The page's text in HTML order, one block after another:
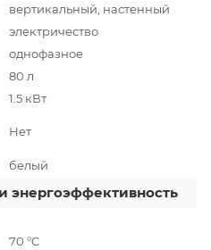
вертикальный, настенный
электричество
однофазное
80 л
1.5 кВт
Нет
белый
энергоэффективность
70 °C